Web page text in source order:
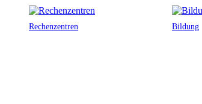
Rechenzentren Bildung